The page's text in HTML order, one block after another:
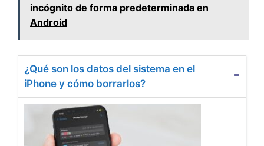
incógnito de forma predeterminada en
Android
¿Qué son los datos del sistema en el
iPhone y cómo borrarlos?